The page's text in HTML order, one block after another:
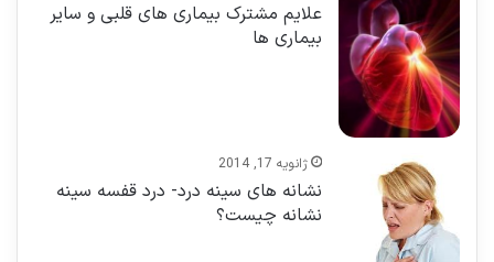
علایم مشترک بیماری های قلبی و سایر
بیماری ها
ژانویه 17, 2014
نشانه های سینه درد- درد قفسه سینه
نشانه چیست؟